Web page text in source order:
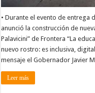
• Durante el evento de entrega
anunció la construcción de
Palavicini” de Frontera “La
nuevo rostro: es inclusiva,
mensaje el Gobernador Javier
Leer más